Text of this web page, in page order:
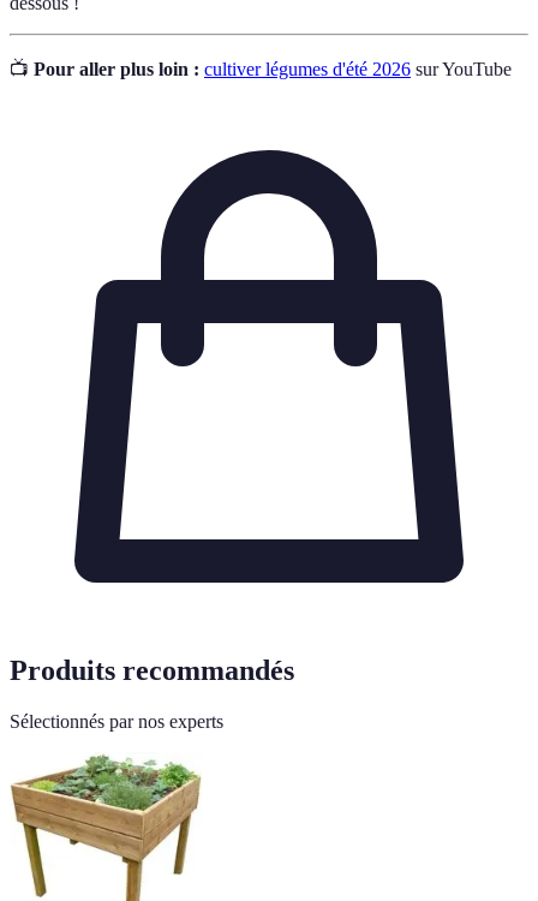
📺 Pour aller plus loin : cultiver légumes d'été 2026 sur YouTube
Produits recommandés
Sélectionnés par nos experts